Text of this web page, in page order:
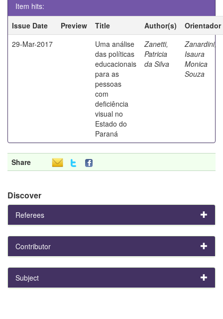
Item hits:
Issue Date
Preview Title Author(s)
Orientador
29-Mar-2017
Uma análise
das políticas
educacionais
para as
pessoas
com
deficiência
visual no
Estado do
Paraná
Zanetti,
Patricia
da Silva
Zanardini,
Isaura
Monica
Souza
Share
Discover
Referees
Contributor
Subject